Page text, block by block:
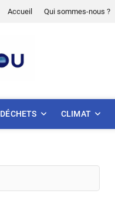
Accueil Qui sommes-nous ?
DÉCHETS CLIMAT